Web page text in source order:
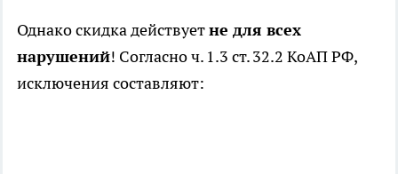
Однако скидка действуетне для всех
нарушений! Согласно ч. 1.3 ст. 32.2 КоАП РФ,
исключения составляют: